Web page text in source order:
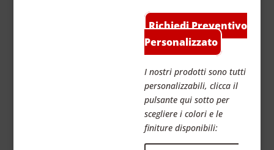
Richiedi Preventivo
Personalizzato
I nostri prodotti sono tutti
personalizzabili, clicca il
pulsante qui sotto per
scegliere i colori e le
finiture disponibili: